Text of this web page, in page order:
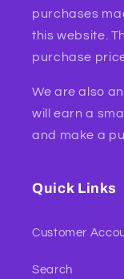
purchases
this website.
purchase
We are also
will earn a
and make a
Quick Links
Customer
Search